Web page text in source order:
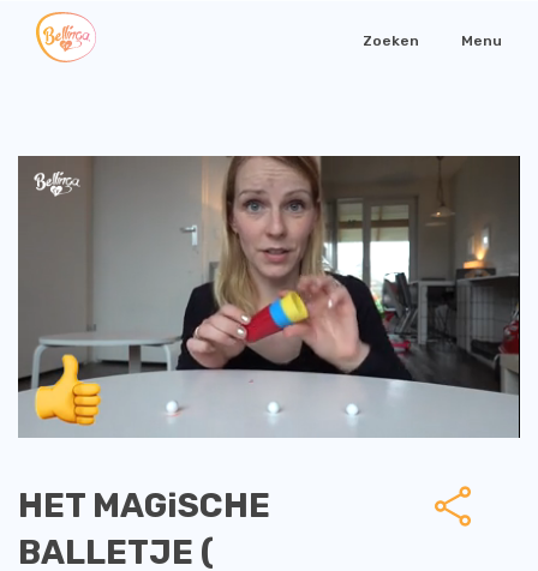
Zoeken Menu
HET MAGiSCHE
BALLETJE (